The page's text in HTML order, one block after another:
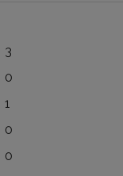
3
0
1
0
0